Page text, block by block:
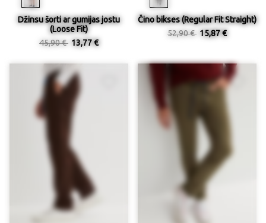
Džinsu šorti ar gumijas jostu
(Loose Fit)
45,90 € 13,77 €
Čino bikses (Regular Fit Straight)
52,90 € 15,87 €